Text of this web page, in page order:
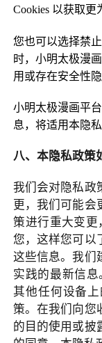
Cookies 以获取更
您也可以选择禁
时，小明太极漫
用或存在安全性隐
小明太极漫画平
息，将适用本隐私
八、本隐私政策
我们会对隐私政
更，我们可能会
策进行重大变更
您，这样您可以
这些信息。我们
实践的最新信
其他任何设备
策。在我们向您
的目的使用或披